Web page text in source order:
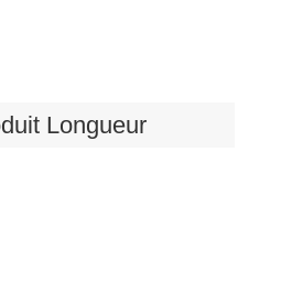
Longueur